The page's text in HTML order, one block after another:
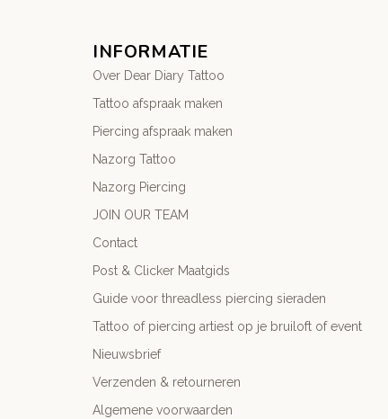
INFORMATIE
Over Dear Diary Tattoo
Tattoo afspraak maken
Piercing afspraak maken
Nazorg Tattoo
Nazorg Piercing
JOIN OUR TEAM
Contact
Post & Clicker Maatgids
Guide voor threadless piercing sieraden
Tattoo of piercing artiest op je bruiloft of event
Nieuwsbrief
Verzenden & retourneren
Algemene voorwaarden